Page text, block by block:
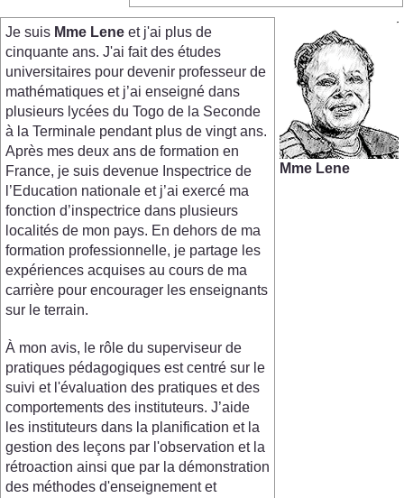
Je suis Mme Lene et j'ai plus de
cinquante ans. J'ai fait des études
universitaires pour devenir professeur de
mathématiques et j’ai enseigné dans
plusieurs lycées du Togo de la Seconde
à la Terminale pendant plus de vingt ans.
Après mes deux ans de formation en
France, je suis devenue Inspectrice de
l’Education nationale et j’ai exercé ma
fonction d’inspectrice dans plusieurs
localités de mon pays. En dehors de ma
formation professionnelle, je partage les
expériences acquises au cours de ma
carrière pour encourager les enseignants
sur le terrain.
À mon avis, le rôle du superviseur de
pratiques pédagogiques est centré sur le
suivi et l'évaluation des pratiques et des
comportements des instituteurs. J’aide
les instituteurs dans la planification et la
gestion des leçons par l'observation et la
rétroaction ainsi que par la démonstration
des méthodes d'enseignement et
Mme Lene